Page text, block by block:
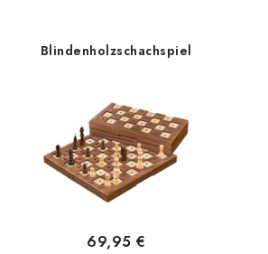
Blindenholzschachspiel
69,95 €